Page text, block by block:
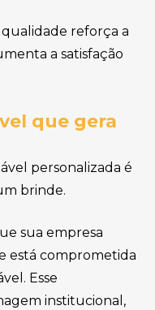
reforça a
a satisfação
que gera
personalizada é
brinde.
sua empresa
está comprometida
Esse
institucional,